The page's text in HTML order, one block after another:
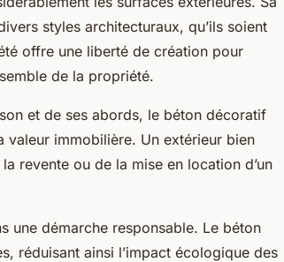
styles architecturaux, qu’ils soient
offre une liberté de création pour
de la propriété.
et de ses abords, le béton décoratif
valeur immobilière. Un extérieur bien
revente ou de la mise en location d’un
une démarche responsable. Le béton
réduisant ainsi l’impact écologique des